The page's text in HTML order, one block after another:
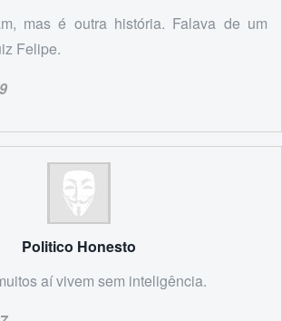
mas é outra história. Falava de um
Felipe.
Politico Honesto
aí vivem sem inteligência.